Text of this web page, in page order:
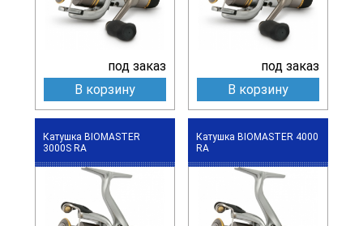
под заказ
В корзину
под заказ
В корзину
Катушка BIOMASTER
3000S RA
Катушка BIOMASTER 4000
RA